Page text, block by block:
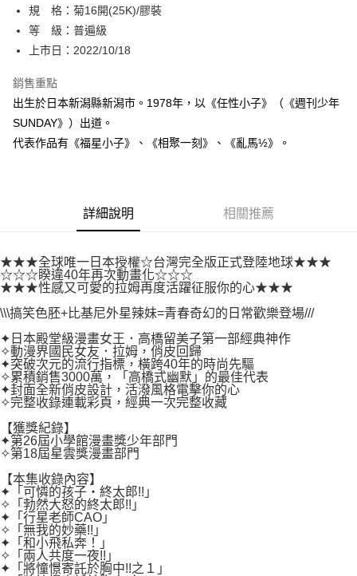
【「AFTEE先享後付」結帳流程】
１．於結帳方式選擇「AFTEE先享後付」後，將跳轉至「AFTEE先享後付」
結帳頁面，進行簡訊認證並確認金額後，即可完成結帳。
２．訂單成立數日內，您將收到繳費通知簡訊。
ATM／網路銀行／等多元方式進行付款，方視為交易完成。
※ 請注意：結帳手續完成當下不需立刻繳費，但若您需要取消訂單，請聯絡
購買商品的店家。未經商家同意取消之訂單仍視為有效，需透過AFTEE先享
後付繳納相關費用。
※ 交易是否成功請以「AFTEE先享後付 」之結帳頁面顯示為準，若有關於
１．透過由恩沛科技股份有限公司提供之「AFTEE先享後付」服務完成之交
易，需依本服務之必要範圍內提供個人資料，並將交易相關給付款項請求債
２．關於個人資料處理事宜，請瀏覽以下網址：
https://aftee.tw/terms/#terms3
３．未成年的使用者請事先徵得法定代理人或監護人之同意方可使用
任。
４．使用「AFTEE先享後付」時，將依據個別帳號之用戶狀況，依本公司即
時審查核予不同之上限額度；若仍有額度不足之情形，本公司將視審查結果
請求用戶進行身份認證。
５．嚴禁一人註冊多個帳號或使用他人資訊註冊。若發現惡意使用之情形，
恩沛科技股份有限公司將有權停止該用戶之使用額度並採取法律行動。
每筆NT$80，滿NT$500(含以上)免運費
付款後全家取貨
每筆NT$80，滿NT$500(含以上)免運費
付款後萊爾富取貨
每筆NT$80，滿NT$500(含以上)免運費
每筆NT$80，滿NT$500(含以上)免運費
每筆NT$100，滿NT$800(含以上)免運費
國家/地區配送
規 格：菊16開(25K)/膠裝
等 級：普遍級
上市日：2022/10/18
銷售重點
出生於日本新潟縣新潟市。1978年，以《任性小子》（《週刊少年
SUNDAY》）出道。
代表作品有《福星小子》、《相聚一刻》、《亂馬½》。
詳細說明 相關推薦
★★★全球唯一日本授權☆台灣完全版正式登陸地球★★★
☆☆☆睽違40年再次動畫化☆☆☆
★★★性感又可愛的拉姆再度活躍征服你的心★★★
\\\搞笑色胚+比基尼外星辣妹=青春奇幻的日常歡樂登場///
✦日本殿堂級漫畫女王．高橋留美子第一部經典神作
✧動漫界國民女友．拉姆，俏皮回歸
✦突破次元的流行指標，橫跨40年的時尚先驅
✧累積銷售3000萬，「高橋式幽默」的最佳代表
✦封面全新俏皮設計，活潑風格電擊你的心
✧完整收錄連載彩頁，經典一次完整收藏
【獲獎紀錄】
✦第26屆小學館漫畫獎少年部門
✧第18屆星雲獎漫畫部門
【本集收錄內容】
✦「可憐的孩子‧終太郎!!」
✧「勃然大怒的終太郎!!」
✦「行星老師CAO」
✧「無我的妙藥!!」
✦「和小飛私奔！」
✧「兩人共度一夜!!」
✦「將憧憬寄託於胸中!!之１」